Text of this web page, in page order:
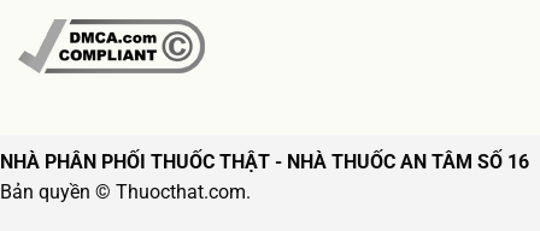
NHÀ PHÂN PHỐI THUỐC THẬT - NHÀ THUỐC AN TÂM SỐ 16
Bản quyền © Thuocthat.com.